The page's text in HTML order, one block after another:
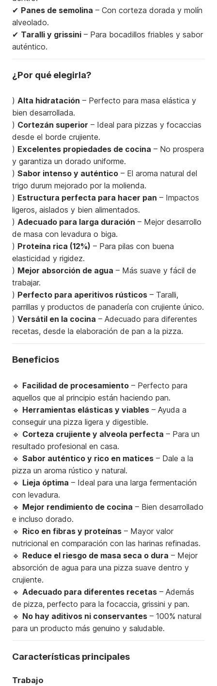
✔ Panes de semolina – Con corteza dorada y molín
alveolado.
✔ Taralli y grissini – Para bocadillos friables y sabor
auténtico.
¿Por qué elegirla?
) Alta hidratación – Perfecto para masa elástica y
bien desarrollada.
) Cortezán superior – Ideal para pizzas y focaccias
desde el borde crujiente.
) Excelentes propiedades de cocina – No prospera
y garantiza un dorado uniforme.
) Sabor intenso y auténtico – El aroma natural del
trigo durum mejorado por la molienda.
) Estructura perfecta para hacer pan – Impactos
ligeros, aislados y bien alimentados.
) Adecuado para larga duración – Mejor desarrollo
de masa con levadura o biga.
) Proteína rica (12%) – Para pilas con buena
elasticidad y rigidez.
) Mejor absorción de agua – Más suave y fácil de
trabajar.
) Perfecto para aperitivos rústicos – Taralli,
parrillas y productos de panadería con crujiente único.
) Versátil en la cocina – Adecuado para diferentes
recetas, desde la elaboración de pan a la pizza.
Beneficios
🔹 Facilidad de procesamiento – Perfecto para
aquellos que al principio están haciendo pan.
🔹 Herramientas elásticas y viables – Ayuda a
conseguir una pizza ligera y digestible.
🔹 Corteza crujiente y alveola perfecta – Para un
resultado profesional en casa.
🔹 Sabor auténtico y rico en matices – Dale a la
pizza un aroma rústico y natural.
🔹 Lieja óptima – Ideal para una larga fermentación
con levadura.
🔹 Mejor rendimiento de cocina – Bien desarrollado
e incluso dorado.
🔹 Rico en fibras y proteínas – Mayor valor
nutricional en comparación con las harinas refinadas.
🔹 Reduce el riesgo de masa seca o dura – Mejor
absorción de agua para una pizza suave dentro y
crujiente.
🔹 Adecuado para diferentes recetas – Además
de pizza, perfecto para la focaccia, grissini y pan.
🔹 No hay aditivos ni conservantes – 100% natural
para un producto más genuino y saludable.
Características principales
Trabajo